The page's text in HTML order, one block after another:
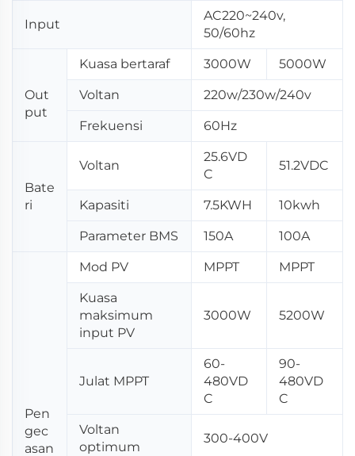
Input
AC220~240v,
50/60hz
Out
put
Kuasa bertaraf 3000W 5000W
Voltan 220w/230w/240v
Frekuensi 60Hz
Bate
ri
Voltan
25.6VD
C
51.2VDC
Kapasiti 7.5KWH 10kwh
Parameter BMS 150A 100A
Pen
gec
asan
Mod PV MPPT MPPT
Kuasa
maksimum
input PV
3000W 5200W
Julat MPPT
60-
480VD
C
90-
480VD
C
Voltan
optimum
300-400V